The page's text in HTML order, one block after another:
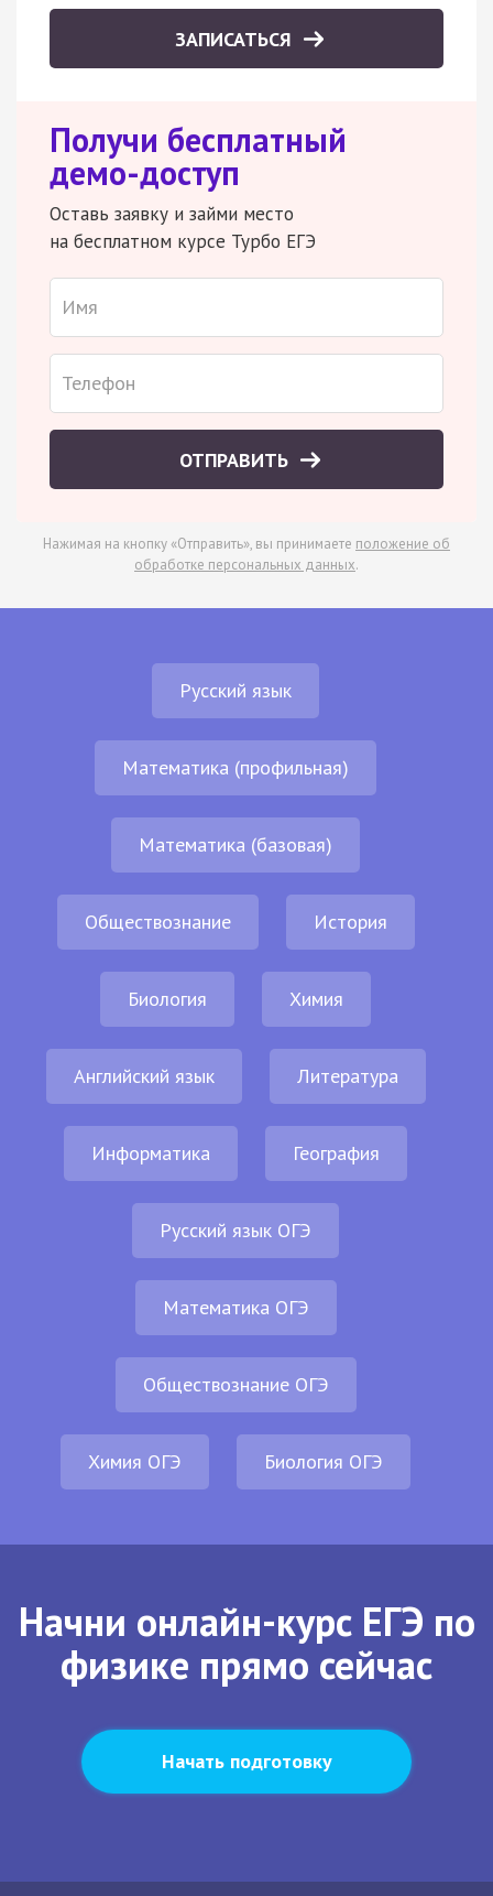
ЗАПИСАТЬСЯ
Получи бесплатный
демо-доступ
Оставь заявку и займи место
на бесплатном курсе Турбо ЕГЭ
ОТПРАВИТЬ
Нажимая на кнопку «Отправить», вы принимаете положение об
обработке персональных данных.
Русский язык
Математика (профильная)
Математика (базовая)
Обществознание История
Биология Химия
Английский язык Литература
Информатика География
Русский язык ОГЭ
Математика ОГЭ
Обществознание ОГЭ
Химия ОГЭ Биология ОГЭ
Начни онлайн-курс ЕГЭ по
физике прямо сейчас
Начать подготовку